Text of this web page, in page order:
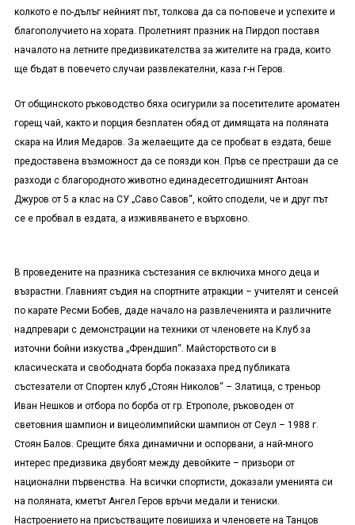
колкото е по-дълъг нейният път, толкова да са по-повече и успехите и
благополучието на хората. Пролетният празник на Пирдоп поставя
началото на летните предизвикателства за жителите на града, които
ще бъдат в повечето случаи развлекателни, каза г-н Геров.
От общинското ръководство бяха осигурили за посетителите ароматен
горещ чай, както и порция безплатен обяд от димящата на поляната
скара на Илия Медаров. За желаещите да се пробват в ездата, беше
предоставена възможност да се поязди кон. Пръв се престраши да се
разходи с благородното животно единадесетгодишният Антоан
Джуров от 5 а клас на СУ „Саво Савов“, който сподели, че и друг път
се е пробвал в ездата, а изживяването е върховно.
В проведените на празника състезания се включиха много деца и
възрастни. Главният съдия на спортните атракции – учителят и сенсей
по карате Ресми Бобев, даде начало на развлеченията и различните
надпревари с демонстрации на техники от членовете на Клуб за
източни бойни изкуства „Френдшип“. Майсторството си в
класическата и свободната борба показаха пред публиката
състезатели от Спортен клуб „Стоян Николов“ – Златица, с треньор
Иван Нешков и отбора по борба от гр. Етрополе, ръководен от
световния шампион и вицеолимпийски шампион от Сеул – 1988 г.
Стоян Балов. Срещите бяха динамични и оспорвани, а най-много
интерес предизвика двубоят между девойките – призьори от
национални първенства. На всички спортисти, доказали уменията си
на поляната, кметът Ангел Геров връчи медали и тениски.
Настроението на присъстващите повишиха и членовете на Танцов